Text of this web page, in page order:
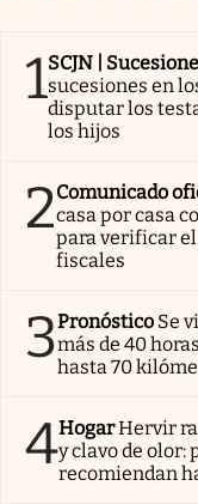
1SCJN |
sucesiones en
disputar los
los hijos
2Comunicado
casa por casa
para verificar
fiscales
3Pronóstico Se
más de 40
hasta 70
4HogarHervir
y clavo de olor:
recomiendan